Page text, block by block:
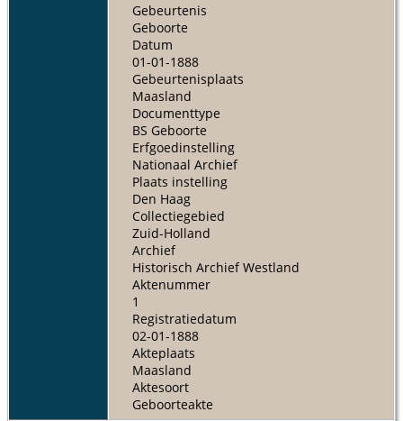
Gebeurtenis
Geboorte
Datum
01-01-1888
Gebeurtenisplaats
Maasland
Documenttype
BS Geboorte
Erfgoedinstelling
Nationaal Archief
Plaats instelling
Den Haag
Collectiegebied
Zuid-Holland
Archief
Historisch Archief Westland
Aktenummer
1
Registratiedatum
02-01-1888
Akteplaats
Maasland
Aktesoort
Geboorteakte